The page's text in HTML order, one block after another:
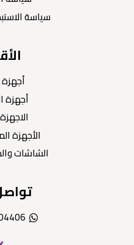
سياسة
أجهزة
أجهزة
الأجهزة
الشاشات